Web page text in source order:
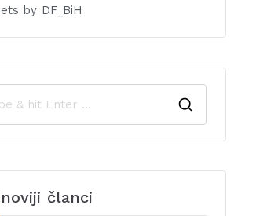
by DF_BiH
članci